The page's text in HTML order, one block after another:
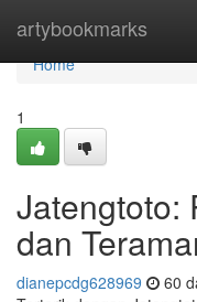
artybookmarks
Home
Home
1
Jatengtoto:
dan
dianepcdg628969 60